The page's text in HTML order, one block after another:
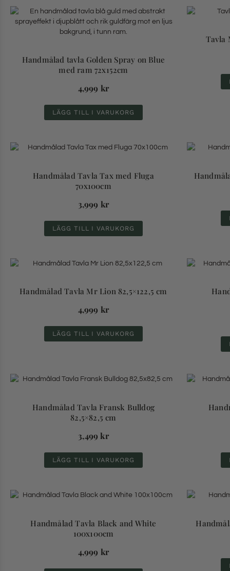
Handmålad tavla Golden Spray on Blue
med ram 72x152cm
4,999 kr
LÄGG TILL I VARUKORG
Tavla
Handmålad Tavla Tax med Fluga
70x100cm
3,999 kr
LÄGG TILL I VARUKORG
Handmålad Tavla Mr Lion 82,5×122,5 cm
4,999 kr
LÄGG TILL I VARUKORG
Handmålad Tavla Fransk Bulldog
82,5×82,5 cm
3,499 kr
LÄGG TILL I VARUKORG
Handmålad Tavla Black and White
100x100cm
4,999 kr